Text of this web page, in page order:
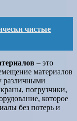
чистые
– это
материалов
различными
погрузчики,
которое
без потерь и